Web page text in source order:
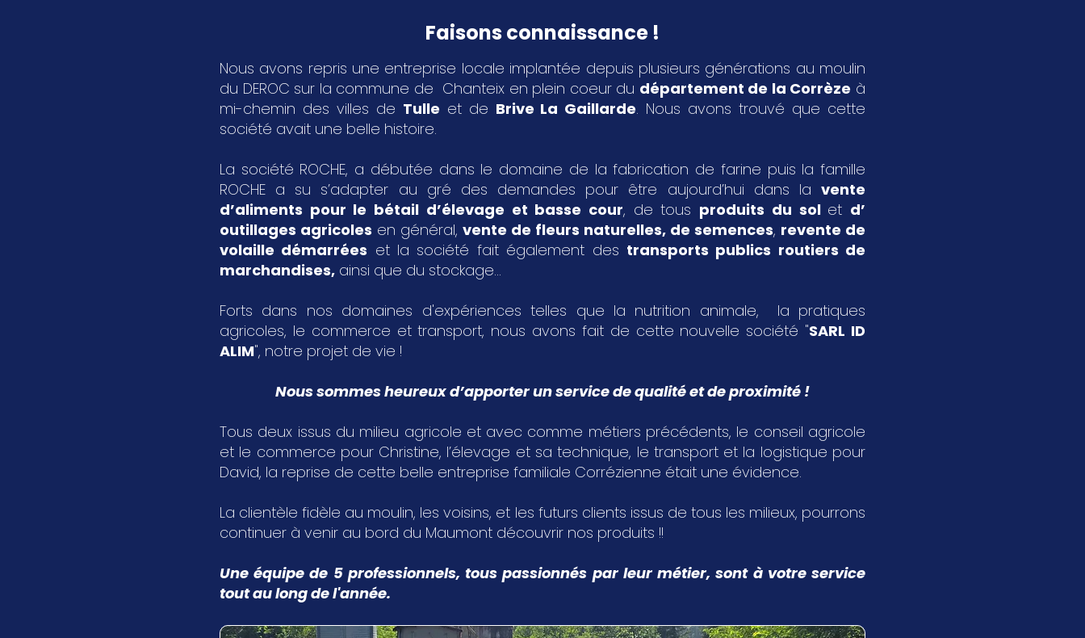
Faisons connaissance !
Nous avons repris une entreprise locale implantée depuis plusieurs générations au moulin
du DEROC sur la commune de Chanteix en plein coeur du département de la Corrèze à
mi-chemin des villes de Tulle et de Brive La Gaillarde. Nous avons trouvé que cette
société avait une belle histoire.
La société ROCHE, a débutée dans le domaine de la fabrication de farine puis la famille
ROCHE a su s’adapter au gré des demandes pour être aujourd’hui dans la vente
d’aliments pour le bétail d’élevage et basse cour, de tous produits du sol et d’
outillages agricoles en général, vente de fleurs naturelles, de semences, revente de
volaille démarrées et la société fait également des transports publics routiers de
marchandises, ainsi que du stockage...
Forts dans nos domaines d'expériences telles que la nutrition animale, la pratiques
agricoles, le commerce et transport, nous avons fait de cette nouvelle société "SARL ID
ALIM", notre projet de vie !
Nous sommes heureux d’apporter un service de qualité et de proximité !
Tous deux issus du milieu agricole et avec comme métiers précédents, le conseil agricole
et le commerce pour Christine, l’élevage et sa technique, le transport et la logistique pour
David, la reprise de cette belle entreprise familiale Corrézienne était une évidence.
La clientèle fidèle au moulin, les voisins, et les futurs clients issus de tous les milieux, pourrons
continuer à venir au bord du Maumont découvrir nos produits !!
Une équipe de 5 professionnels, tous passionnés par leur métier, sont à votre service
tout au long de l'année.